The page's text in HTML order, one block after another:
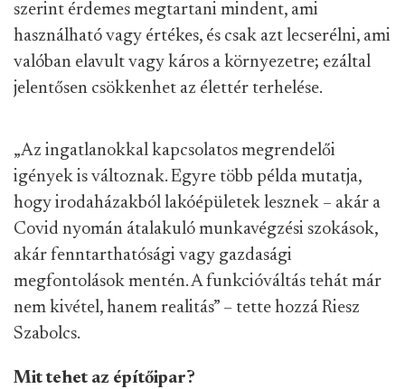
szerint érdemes megtartani mindent, ami
használható vagy értékes, és csak azt lecserélni, ami
valóban elavult vagy káros a környezetre; ezáltal
jelentősen csökkenhet az élettér terhelése.
„Az ingatlanokkal kapcsolatos megrendelői
igények is változnak. Egyre több példa mutatja,
hogy irodaházakból lakóépületek lesznek – akár a
Covid nyomán átalakuló munkavégzési szokások,
akár fenntarthatósági vagy gazdasági
megfontolások mentén. A funkcióváltás tehát már
nem kivétel, hanem realitás” – tette hozzá Riesz
Szabolcs.
Mit tehet az építőipar?